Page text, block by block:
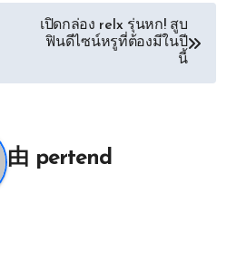
เปิดกล่อง relx รุ่นหก! สูบ
ฟินดีไซน์หรูที่ต้องมีในปี
นี้
由 pertend